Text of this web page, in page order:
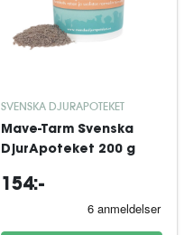
SVENSKA DJURAPOTEKET
Mave-Tarm Svenska
DjurApoteket 200 g
154:-